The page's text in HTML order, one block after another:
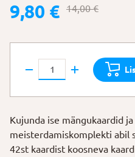
14,00€
Algne
hind
9,80 €
Praegune
hind
DJECO
Meisterdamiskomplekt
"Mängukaartide
kogus
Kujunda ise mängukaardid
meisterdamiskomplekti abil
42st kaardist koosneva